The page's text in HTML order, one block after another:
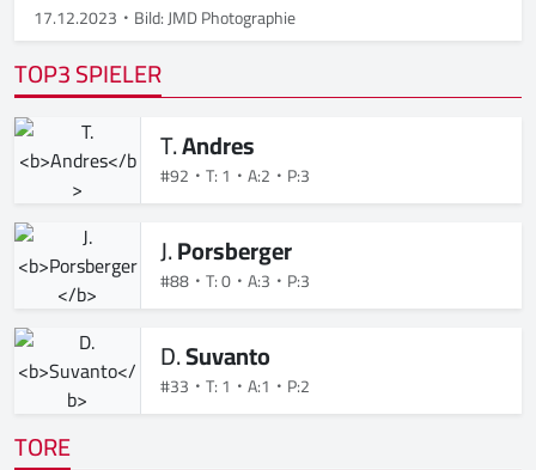
17.12.2023 Bild: JMD Photographie
TOP3 SPIELER
T.Andres
#92 T: 1 A:2 P:3
J.Porsberger
#88 T: 0 A:3 P:3
D.Suvanto
#33 T: 1 A:1 P:2
TORE